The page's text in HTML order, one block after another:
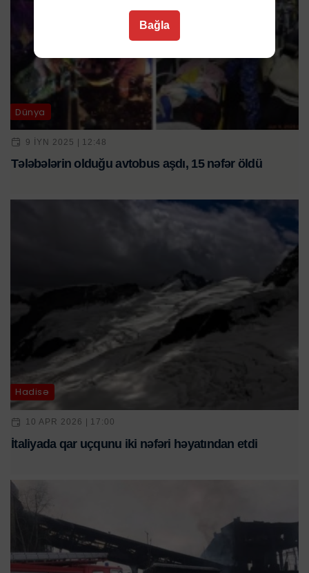
Dünya
9 IYN 2025 | 12:48
Tələbələrin olduğu avtobus aşdı, 15 nəfər öldü
Hadisə
10 APR 2026 | 17:00
İtaliyada qar uçqunu iki nəfəri həyatından etdi
Bağla